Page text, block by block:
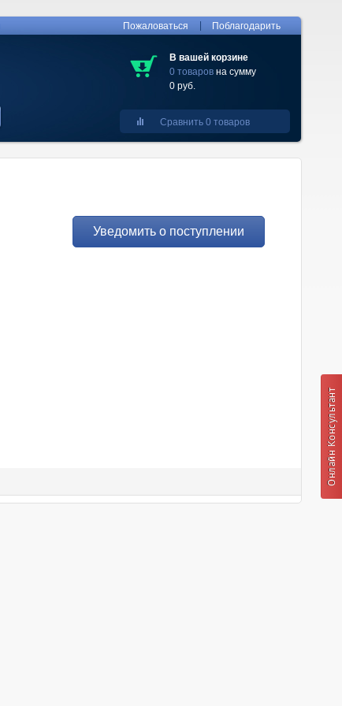
Пожаловаться Поблагодарить
В вашей корзине
0 товаров на сумму
0 руб.
Сравнить 0 товаров
Уведомить о поступлении